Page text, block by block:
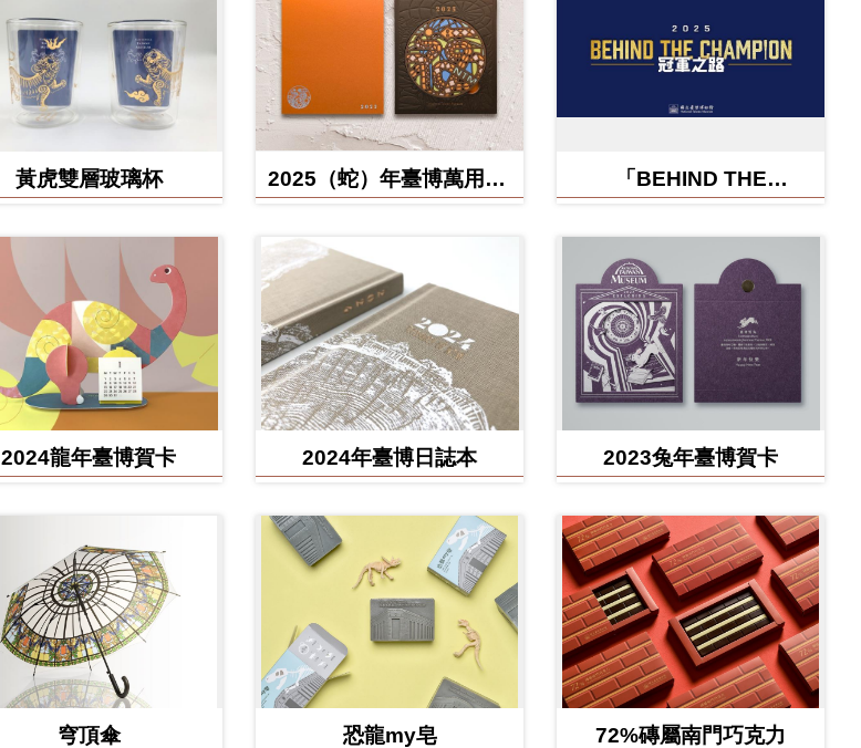
黃虎雙層玻璃杯
2025（蛇）年臺博萬用卡-
「BEHIND THE
展」紀念信封
2024龍年臺博賀卡 2024年臺博日誌本 2023兔年臺博賀卡
穹頂傘 恐龍my皂 72%磚屬南門巧克力